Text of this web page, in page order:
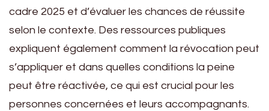
cadre 2025 et d’évaluer les chances de réussite
selon le contexte. Des ressources publiques
expliquent également comment la révocation peut
s’appliquer et dans quelles conditions la peine
peut être réactivée, ce qui est crucial pour les
personnes concernées et leurs accompagnants.